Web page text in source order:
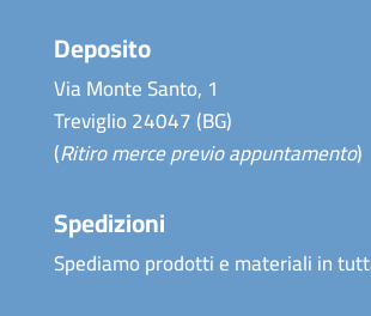
Deposito
Via Monte Santo, 1
Treviglio 24047 (BG)
(Ritiro merce previo appuntamento)
Spedizioni
Spediamo prodotti e materiali in